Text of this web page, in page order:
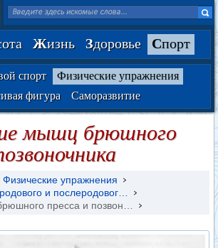
Жизнь Здоровье Спорт
спорт
Физические упражнения
фигура
Саморазвитие
мышц брюшного
Физические упражнения
и послеродовог…
пресса и позвон…